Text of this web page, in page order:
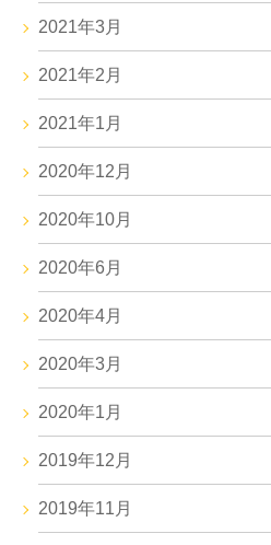
2021年3月
2021年2月
2021年1月
2020年12月
2020年10月
2020年6月
2020年4月
2020年3月
2020年1月
2019年12月
2019年11月